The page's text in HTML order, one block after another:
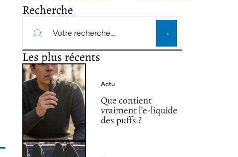
Recherche
Les plus récents
Actu
Que contient
vraiment l’e-liquide
des puffs ?